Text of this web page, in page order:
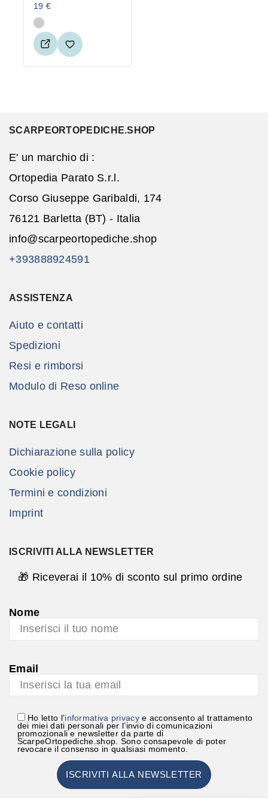
19 €
SCARPEORTOPEDICHE.SHOP
E' un marchio di :
Ortopedia Parato S.r.l.
Corso Giuseppe Garibaldi, 174
76121 Barletta (BT) - Italia
info@scarpeortopediche.shop
+393888924591
ASSISTENZA
Aiuto e contatti
Spedizioni
Resi e rimborsi
Modulo di Reso online
NOTE LEGALI
Dichiarazione sulla policy
Cookie policy
Termini e condizioni
Imprint
ISCRIVITI ALLA NEWSLETTER
🎁 Riceverai il 10% di sconto sul primo ordine
Nome
Email
Ho letto l’informativa privacye acconsento al trattamento
dei miei dati personali per l’invio di comunicazioni
promozionali e newsletter da parte di
ScarpeOrtopediche.shop. Sono consapevole di poter
revocare il consenso in qualsiasi momento.